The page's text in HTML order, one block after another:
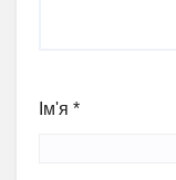
Ім'я *